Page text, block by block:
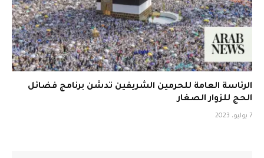
الرئاسة العامة للحرمين الشريفين تدشن برنامج فضائل
الحج للزوار الصغار
7 يوليو، 2023